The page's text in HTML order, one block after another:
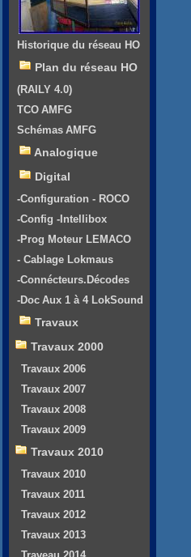
Historique du réseau HO
Plan du réseau HO
(RAILY 4.0)
TCO AMFG
Schémas AMFG
Analogique
Digital
-Configuration - ROCO
-Config -Intellibox
-Prog Moteur LEMACO
- Cablage Lokmaus
-Connécteurs.Décodes
-Doc Aux 1 à 4 LokSound
Travaux
Travaux 2000
Travaux 2006
Travaux 2007
Travaux 2008
Travaux 2009
Travaux 2010
Travaux 2010
Travaux 2011
Travaux 2012
Travaux 2013